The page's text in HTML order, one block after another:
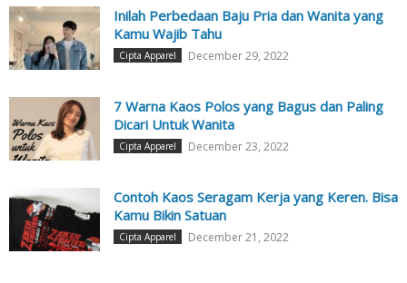
Inilah Perbedaan Baju Pria dan Wanita yang
Kamu Wajib Tahu
Cipta Apparel December 29, 2022
7 Warna Kaos Polos yang Bagus dan Paling
Dicari Untuk Wanita
Cipta Apparel December 23, 2022
Contoh Kaos Seragam Kerja yang Keren. Bisa
Kamu Bikin Satuan
Cipta Apparel December 21, 2022